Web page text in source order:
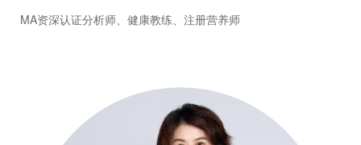
MA资深认证分析师、健康教练、注册营养师